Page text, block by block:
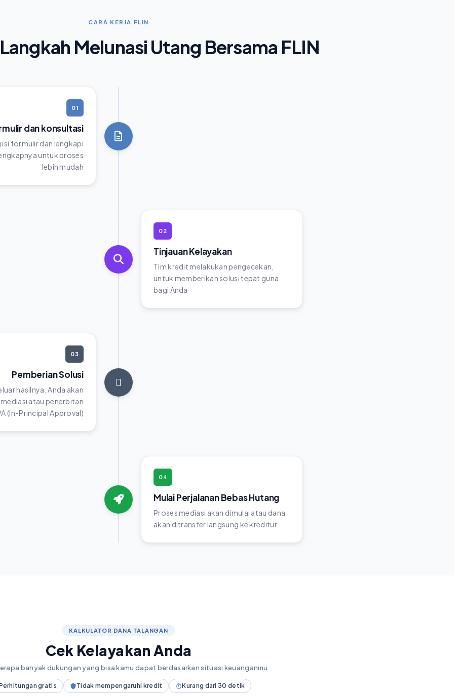
CARA KERJA FLIN
Melunasi Utang Bersama FLIN
01
dan konsultasi
formulir dan lengkapi
untuk proses
lebih mudah
02
Tinjauan Kelayakan
Tim kredit melakukan pengecekan,
untuk memberikan solusi tepat guna
bagi Anda
03
Pemberian Solusi
hasilnya, Anda akan
atau penerbitan
(In-Principal Approval)
04
Mulai Perjalanan Bebas Hutang
Proses mediasi akan dimulai atau dana
akan ditransfer langsung ke kreditur.
KALKULATOR DANA TALANGAN
Cek Kelayakan Anda
banyak dukungan yang bisa kamu dapat berdasarkan situasi keuanganmu
gratis Tidak mempengaruhi kredit Kurang dari 30 detik